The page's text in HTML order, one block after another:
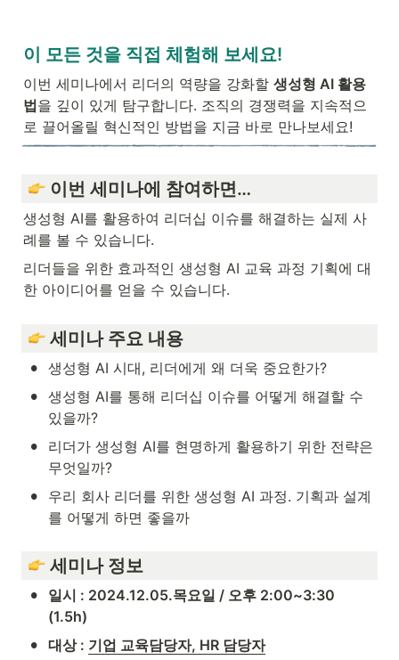
이 모든 것을 직접 체험해 보세요!
이번 세미나에서 리더의 역량을 강화할 생성형 AI 활용
법을 깊이 있게 탐구합니다. 조직의 경쟁력을 지속적으
로 끌어올릴 혁신적인 방법을 지금 바로 만나보세요!
이번 세미나에 참여하면…
생성형 AI를 활용하여 리더십 이슈를 해결하는 실제 사
례를 볼 수 있습니다.
리더들을 위한 효과적인 생성형 AI 교육 과정 기획에 대
한 아이디어를 얻을 수 있습니다.
세미나 주요 내용
• 생성형 AI 시대, 리더에게 왜 더욱 중요한가?
• 생성형 AI를 통해 리더십 이슈를 어떻게 해결할 수
있을까?
•
리더가 생성형 AI를 현명하게 활용하기 위한 전략은
무엇일까?
•
우리 회사 리더를 위한 생성형 AI 과정. 기획과 설계
를 어떻게 하면 좋을까
세미나 정보
•
일시 : 2024.12.05.목요일 / 오후 2:00~3:30
(1.5h)
• 대상 : 기업 교육담당자, HR 담당자